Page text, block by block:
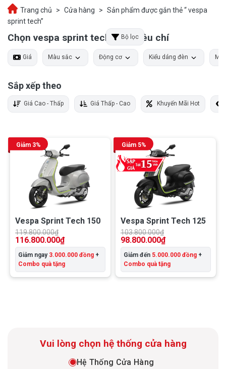
Trang chủ > Cửa hàng > Sản phẩm được gắn thẻ “ vespa
sprint tech”
Chọn vespa sprint tech theo tiêu chí
Bộ lọc
Giá Màu sắc Động cơ Kiểu dáng đèn
Sắp xếp theo
Giá Cao - Thấp Giá Thấp - Cao Khuyến Mãi Hot
Giảm 3%
Vespa Sprint Tech 150
119.800.000₫
116.800.000₫
Giảm ngay 3.000.000 đồng +
Combo quà tặng
Giảm 5%
Vespa Sprint Tech 125
103.800.000₫
98.800.000₫
Giảm đến 5.000.000 đồng +
Combo quà tặng
Vui lòng chọn hệ thống cửa hàng
Hệ Thống Cửa Hàng